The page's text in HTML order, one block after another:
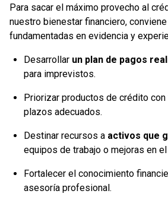
Para sacar el máximo provecho al
nuestro bienestar financiero,
fundamentadas en evidencia y
Desarrollar un plan de pagos
para imprevistos.
Priorizar productos de crédito
plazos adecuados.
Destinar recursos a activos que
equipos de trabajo o mejoras en el
Fortalecer el conocimiento
asesoría profesional.